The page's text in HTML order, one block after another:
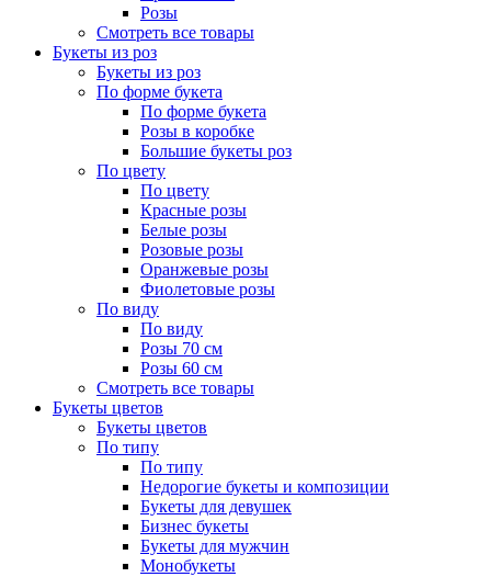
Розы
Смотреть все товары
Букеты из роз
Букеты из роз
По форме букета
По форме букета
Розы в коробке
Большие букеты роз
По цвету
По цвету
Красные розы
Белые розы
Розовые розы
Оранжевые розы
Фиолетовые розы
По виду
По виду
Розы 70 см
Розы 60 см
Смотреть все товары
Букеты цветов
Букеты цветов
По типу
По типу
Недорогие букеты и композиции
Букеты для девушек
Бизнес букеты
Букеты для мужчин
Монобукеты